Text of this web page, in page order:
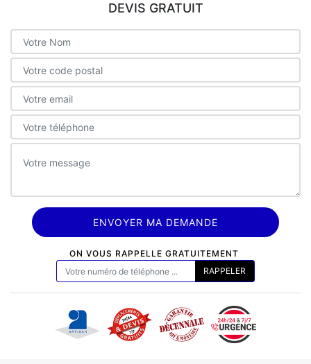
DEVIS GRATUIT
ON VOUS RAPPELLE GRATUITEMENT